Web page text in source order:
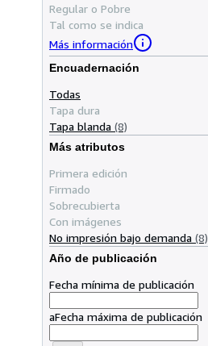
Regular o Pobre
Tal como se indica
Más información
Encuadernación
Todas
Tapa dura
Tapa blanda (8)
Más atributos
Primera edición
Firmado
Sobrecubierta
Con imágenes
No impresión bajo demanda (8)
Año de publicación
Fecha mínima de publicación
aFecha máxima de publicación